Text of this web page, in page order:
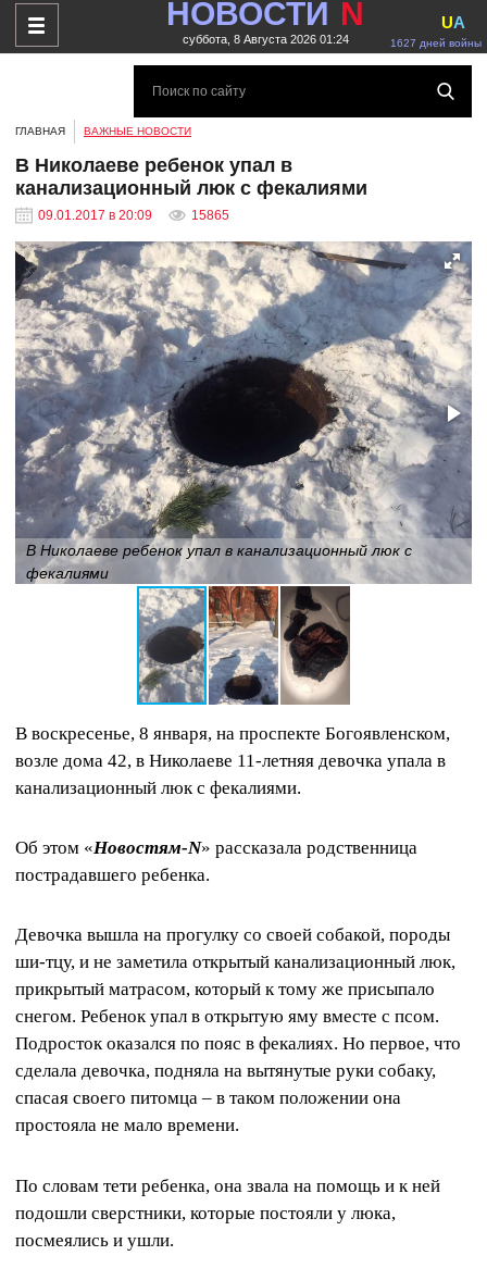
НОВОСТИ N
суббота, 8 Августа 2026 01:24 1627 дней войны
UA
ГЛАВНАЯ ВАЖНЫЕ НОВОСТИ
В Николаеве ребенок упал в
канализационный люк с фекалиями
09.01.2017 в 20:09 15865
В Николаеве ребенок упал в канализационный люк с
фекалиями
В воскресенье, 8 января, на проспекте Богоявленском,
возле дома 42, в Николаеве 11-летняя девочка упала в
канализационный люк с фекалиями.
Об этом «Новостям-N» рассказала родственница
пострадавшего ребенка.
Девочка вышла на прогулку со своей собакой, породы
ши-тцу, и не заметила открытый канализационный люк,
прикрытый матрасом, который к тому же присыпало
снегом. Ребенок упал в открытую яму вместе с псом.
Подросток оказался по пояс в фекалиях. Но первое, что
сделала девочка, подняла на вытянутые руки собаку,
спасая своего питомца – в таком положении она
простояла не мало времени.
По словам тети ребенка, она звала на помощь и к ней
подошли сверстники, которые постояли у люка,
посмеялись и ушли.